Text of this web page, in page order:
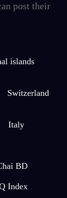
post their
islands
Switzerland
Italy
BD
Index